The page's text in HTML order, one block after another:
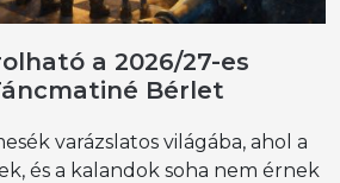
a 2026/27-es
Bérlet
varázslatos világába, ahol a
és a kalandok soha nem érnek